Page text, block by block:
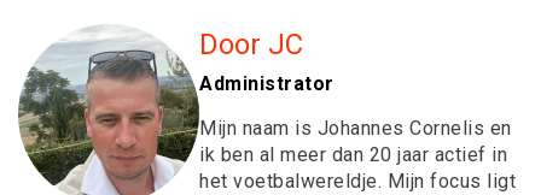
Door JC
Administrator
Mijn naam is Johannes Cornelis en
ik ben al meer dan 20 jaar actief in
het voetbalwereldje. Mijn focus ligt